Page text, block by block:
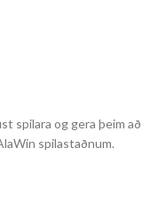
spilara og gera þeim að
spilastaðnum.